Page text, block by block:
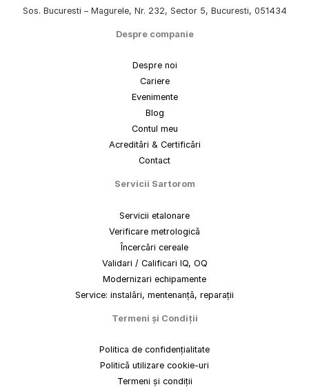
Sos. Bucuresti – Magurele, Nr. 232, Sector 5, Bucuresti, 051434
Despre companie
Despre noi
Cariere
Evenimente
Blog
Contul meu
Acreditări & Certificări
Contact
Servicii Sartorom
Servicii etalonare
Verificare metrologică
Încercări cereale
Validari / Calificari IQ, OQ
Modernizari echipamente
Service: instalări, mentenanță, reparații
Termeni și Condiții
Politica de confidențialitate
Politică utilizare cookie-uri
Termeni și condiții